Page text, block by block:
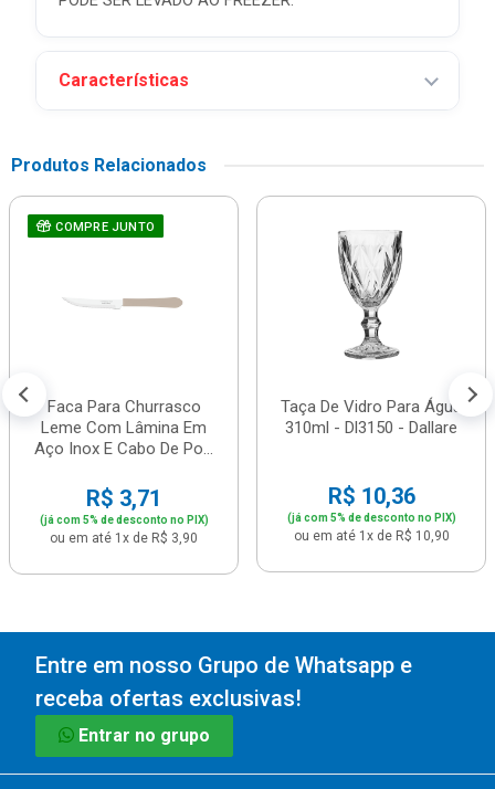
Características
Produtos Relacionados
COMPRE JUNTO
Faca Para Churrasco
Leme Com Lâmina Em
Aço Inox E Cabo De Po...
R$ 3,71
(já com 5% de desconto no PIX)
ou em até 1x de R$ 3,90
Taça De Vidro Para Água
310ml - Dl3150 - Dallare
R$ 10,36
(já com 5% de desconto no PIX)
ou em até 1x de R$ 10,90
Entre em nosso Grupo de Whatsapp e
receba ofertas exclusivas!
Entrar no grupo